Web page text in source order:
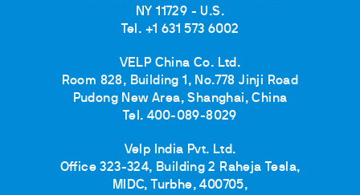
NY 11729 - U.S.
Tel. +1 631 573 6002
VELP China Co. Ltd.
Room 828, Building 1, No.778 Jinji Road
Pudong New Area, Shanghai, China
Tel. 400-089-8029
Velp India Pvt. Ltd.
Office 323-324, Building 2 Raheja Tesla,
MIDC, Turbhe, 400705,